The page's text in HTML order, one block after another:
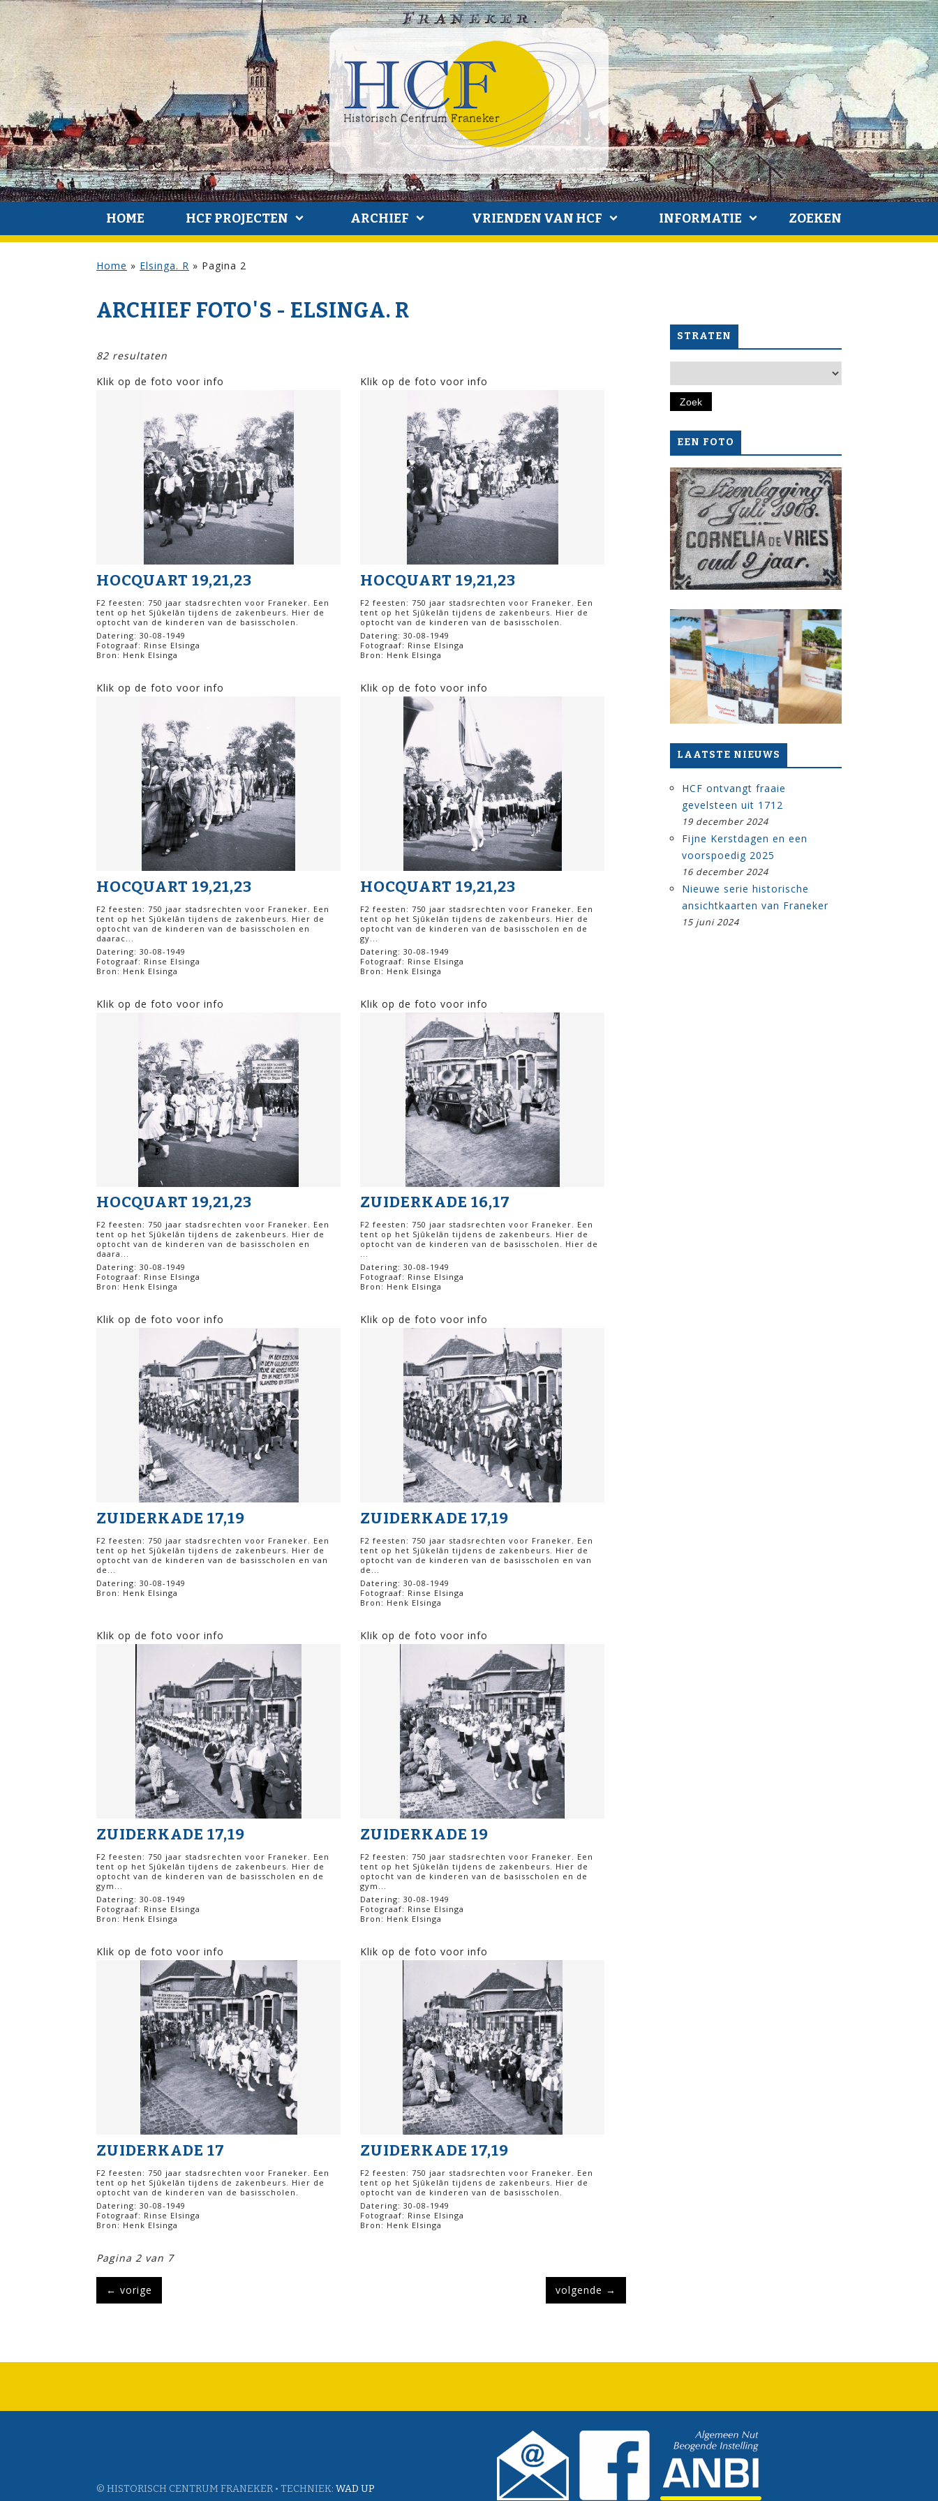
HOME HCF PROJECTEN ARCHIEF VRIENDEN VAN HCF INFORMATIE ZOEKEN
Home » Elsinga. R » Pagina 2
ARCHIEF FOTO'S - ELSINGA. R
82 resultaten
Klik op de foto voor info
HOCQUART 19,21,23
F2 feesten: 750 jaar stadsrechten voor Franeker. Een
tent op het Sjûkelân tijdens de zakenbeurs. Hier de
optocht van de kinderen van de basisscholen.
Datering: 30-08-1949
Fotograaf: Rinse Elsinga
Bron: Henk Elsinga
Klik op de foto voor info
HOCQUART 19,21,23
F2 feesten: 750 jaar stadsrechten voor Franeker. Een
tent op het Sjûkelân tijdens de zakenbeurs. Hier de
optocht van de kinderen van de basisscholen.
Datering: 30-08-1949
Fotograaf: Rinse Elsinga
Bron: Henk Elsinga
Klik op de foto voor info
HOCQUART 19,21,23
F2 feesten: 750 jaar stadsrechten voor Franeker. Een
tent op het Sjûkelân tijdens de zakenbeurs. Hier de
optocht van de kinderen van de basisscholen en
daarac...
Datering: 30-08-1949
Fotograaf: Rinse Elsinga
Bron: Henk Elsinga
Klik op de foto voor info
HOCQUART 19,21,23
F2 feesten: 750 jaar stadsrechten voor Franeker. Een
tent op het Sjûkelân tijdens de zakenbeurs. Hier de
optocht van de kinderen van de basisscholen en de
gy...
Datering: 30-08-1949
Fotograaf: Rinse Elsinga
Bron: Henk Elsinga
Klik op de foto voor info
HOCQUART 19,21,23
F2 feesten: 750 jaar stadsrechten voor Franeker. Een
tent op het Sjûkelân tijdens de zakenbeurs. Hier de
optocht van de kinderen van de basisscholen en
daara...
Datering: 30-08-1949
Fotograaf: Rinse Elsinga
Bron: Henk Elsinga
Klik op de foto voor info
ZUIDERKADE 16,17
F2 feesten: 750 jaar stadsrechten voor Franeker. Een
tent op het Sjûkelân tijdens de zakenbeurs. Hier de
optocht van de kinderen van de basisscholen. Hier de
...
Datering: 30-08-1949
Fotograaf: Rinse Elsinga
Bron: Henk Elsinga
Klik op de foto voor info
ZUIDERKADE 17,19
F2 feesten: 750 jaar stadsrechten voor Franeker. Een
tent op het Sjûkelân tijdens de zakenbeurs. Hier de
optocht van de kinderen van de basisscholen en van
de...
Datering: 30-08-1949
Bron: Henk Elsinga
Klik op de foto voor info
ZUIDERKADE 17,19
F2 feesten: 750 jaar stadsrechten voor Franeker. Een
tent op het Sjûkelân tijdens de zakenbeurs. Hier de
optocht van de kinderen van de basisscholen en van
de...
Datering: 30-08-1949
Fotograaf: Rinse Elsinga
Bron: Henk Elsinga
Klik op de foto voor info
ZUIDERKADE 17,19
F2 feesten: 750 jaar stadsrechten voor Franeker. Een
tent op het Sjûkelân tijdens de zakenbeurs. Hier de
optocht van de kinderen van de basisscholen en de
gym...
Datering: 30-08-1949
Fotograaf: Rinse Elsinga
Bron: Henk Elsinga
Klik op de foto voor info
ZUIDERKADE 19
F2 feesten: 750 jaar stadsrechten voor Franeker. Een
tent op het Sjûkelân tijdens de zakenbeurs. Hier de
optocht van de kinderen van de basisscholen en de
gym...
Datering: 30-08-1949
Fotograaf: Rinse Elsinga
Bron: Henk Elsinga
Klik op de foto voor info
ZUIDERKADE 17
F2 feesten: 750 jaar stadsrechten voor Franeker. Een
tent op het Sjûkelân tijdens de zakenbeurs. Hier de
optocht van de kinderen van de basisscholen.
Datering: 30-08-1949
Fotograaf: Rinse Elsinga
Bron: Henk Elsinga
Klik op de foto voor info
ZUIDERKADE 17,19
F2 feesten: 750 jaar stadsrechten voor Franeker. Een
tent op het Sjûkelân tijdens de zakenbeurs. Hier de
optocht van de kinderen van de basisscholen.
Datering: 30-08-1949
Fotograaf: Rinse Elsinga
Bron: Henk Elsinga
Pagina 2 van 7
volgende →
← vorige
STRATEN
EEN FOTO
LAATSTE NIEUWS
HCF ontvangt fraaie
gevelsteen uit 1712
19 december 2024
Fijne Kerstdagen en een
voorspoedig 2025
16 december 2024
Nieuwe serie historische
ansichtkaarten van Franeker
15 juni 2024
© HISTORISCH CENTRUM FRANEKER • TECHNIEK: WAD UP